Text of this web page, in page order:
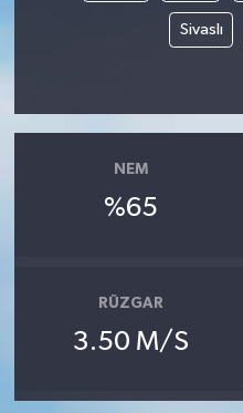
Sivaslı
NEM
%65
RÜZGAR
3.50 M/S